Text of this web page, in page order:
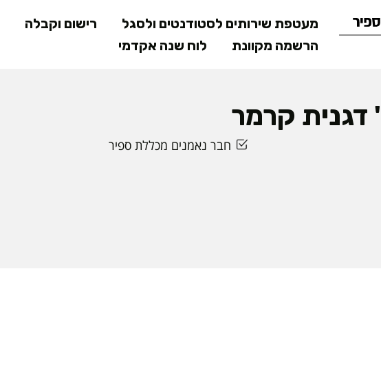
לתוכן
המרכזי
מעטפת שירותים לסטודנטים ולסגל רישום וקבלה
הרשמה מקוונת
לוח שנה אקדמי
דגנית קרמר
חבר נאמנים מכללת ספיר